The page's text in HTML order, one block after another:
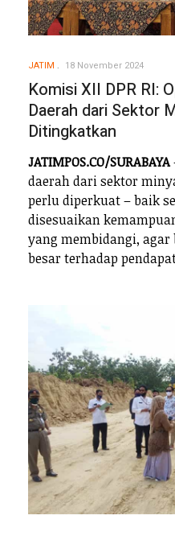
JATIM 18 November 2024
Komisi XII DPR RI:
Daerah dari Sektor
Ditingkatkan
JATIMPOS.CO/SURABAYA
daerah dari sektor
perlu diperkuat – baik
disesuaikan
yang membidangi,
besar terhadap